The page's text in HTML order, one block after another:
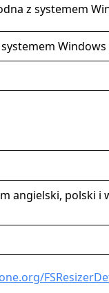
z systemem
Windows
angielski, polski i